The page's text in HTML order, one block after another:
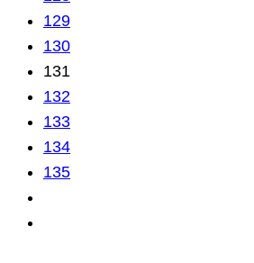
129
130
131
132
133
134
135